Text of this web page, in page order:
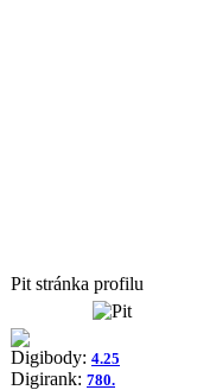
Pit stránka profilu
Digibody: 4.25
Digirank: 780.